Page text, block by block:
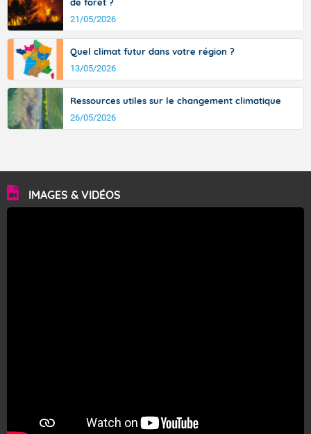
21/05/2026
Quel climat futur dans votre région ?
13/05/2026
Ressources utiles sur le changement climatique
26/05/2026
IMAGES & VIDÉOS